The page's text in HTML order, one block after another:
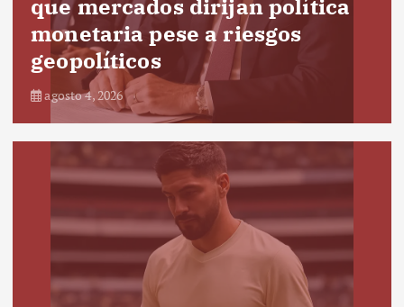
que mercados dirijan política
monetaria pese a riesgos
geopolíticos
agosto 4, 2026